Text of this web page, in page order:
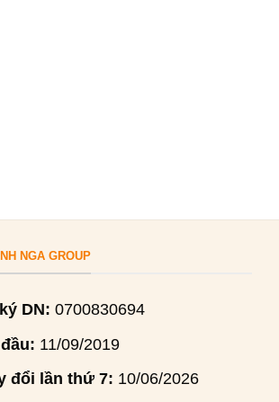
NGA GROUP
DN: 0700830694
11/09/2019
đổi lần thứ 7: 10/06/2026